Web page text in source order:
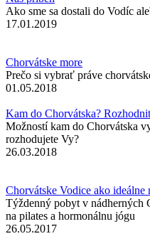
Ako sme sa dostali do Vodíc
17.01.2019
Chorvátske more
Prečo si vybrať práve
01.05.2018
Kam do Chorvátska?
Možností kam do Chorvátska
rozhodujete Vy?
26.03.2018
Chorvátske Vodice ako ideálne
Týždenný pobyt v nádherných
na pilates a hormonálnu jógu
26.05.2017